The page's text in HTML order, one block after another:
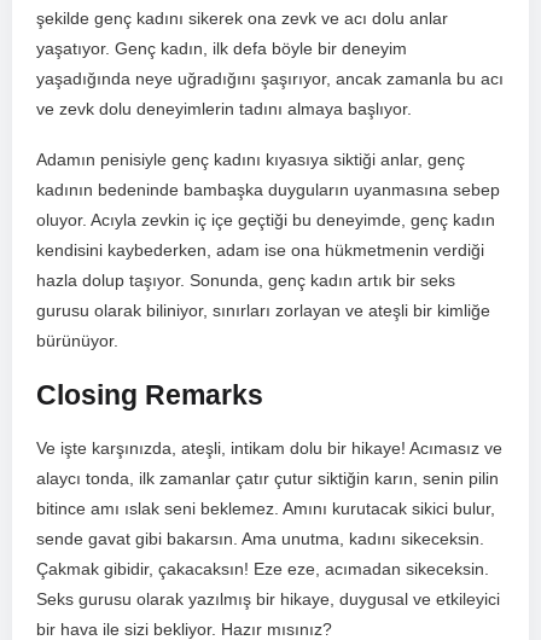
şekilde genç kadını sikerek ona zevk ve acı ‍dolu anlar
yaşatıyor. Genç ⁣kadın,‍ ilk defa böyle bir deneyim
yaşadığında neye uğradığını şaşırıyor, ancak zamanla bu acı
ve zevk‌ dolu deneyimlerin tadını almaya başlıyor.
Adamın penisiyle genç kadını kıyasıya siktiği anlar, genç
kadının ⁢bedeninde bambaşka duyguların uyanmasına sebep
oluyor. Acıyla zevkin ⁣iç içe geçtiği bu deneyimde, genç kadın
kendisini kaybederken, ⁣adam ise⁢ ona ​hükmetmenin‌ verdiği‌
hazla ‌dolup ⁤taşıyor. Sonunda,⁣ genç kadın ‌artık bir seks⁤
gurusu olarak biliniyor, ⁤sınırları zorlayan ve ateşli bir kimliğe
bürünüyor.
Closing Remarks
Ve işte​ karşınızda, ateşli, intikam dolu bir hikaye!⁣ Acımasız ve⁤
alaycı tonda, ilk ‌zamanlar çatır çutur ​siktiğin ⁣karın, senin pilin
bitince ⁤amı ıslak seni beklemez. Amını kurutacak sikici bulur,
sende gavat gibi bakarsın. Ama unutma, kadını sikeceksin.
Çakmak gibidir, ⁢çakacaksın! Eze eze, acımadan sikeceksin.
Seks gurusu olarak yazılmış bir ⁤hikaye, duygusal ve ​etkileyici
bir hava ile sizi bekliyor. Hazır mısınız?